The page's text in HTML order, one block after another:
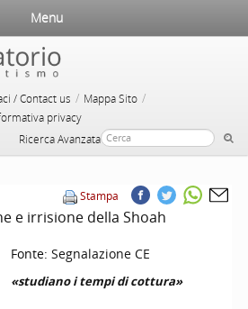
/ Contact us / Mappa Sito /
privacy
Ricerca Avanzata
Menu
Stampa
e irrisione della Shoah
Fonte: Segnalazione CE
«studiano i tempi di cottura»